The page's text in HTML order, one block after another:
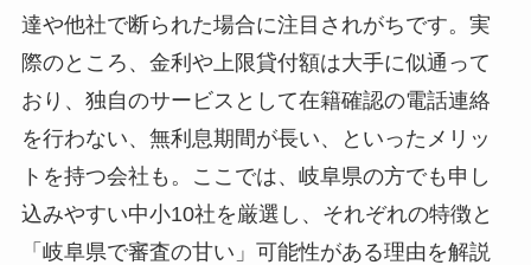
達や他社で断られた場合に注目されがちです。実
際のところ、金利や上限貸付額は大手に似通って
おり、独自のサービスとして在籍確認の電話連絡
を行わない、無利息期間が長い、といったメリッ
トを持つ会社も。ここでは、岐阜県の方でも申し
込みやすい中小10社を厳選し、それぞれの特徴と
「岐阜県で審査の甘い」可能性がある理由を解説